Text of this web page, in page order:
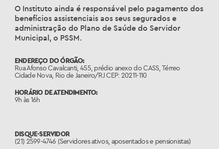
O Instituto ainda é responsável pelo pagamento dos
benefícios assistenciais aos seus segurados e
administração do Plano de Saúde do Servidor
Municipal, o PSSM.
ENDEREÇO DO ÓRGÃO:
Rua Afonso Cavalcanti, 455, prédio anexo do CASS, Térreo
Cidade Nova, Rio de Janeiro/RJ CEP: 20211-110
HORÁRIO DE ATENDIMENTO:
9h às 16h
DISQUE-SERVIDOR
(21) 2599-4746 (Servidores ativos, aposentados e pensionistas)